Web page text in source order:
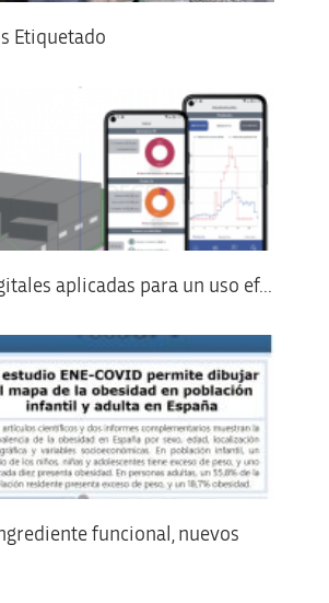
Etiquetado
aplicadas para un uso ef...
funcional, nuevos